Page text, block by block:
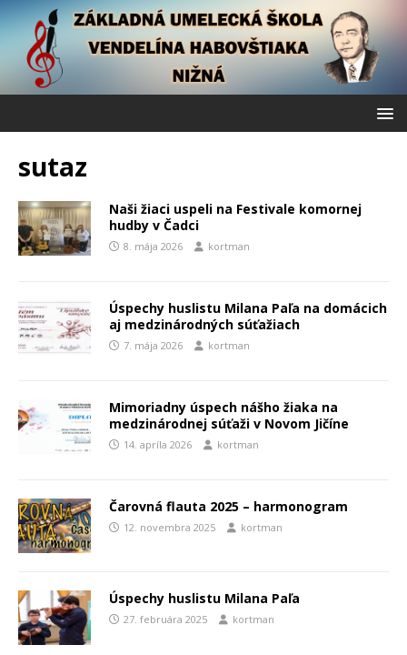
sutaz
Naši žiaci uspeli na Festivale komornej
hudby v Čadci
8. mája 2026 kortman
Úspechy huslistu Milana Paľa na domácich
aj medzinárodných súťažiach
7. mája 2026 kortman
Mimoriadny úspech nášho žiaka na
medzinárodnej súťaži v Novom Jičíne
14. apríla 2026 kortman
Čarovná flauta 2025 – harmonogram
12. novembra 2025 kortman
Úspechy huslistu Milana Paľa
27. februára 2025 kortman